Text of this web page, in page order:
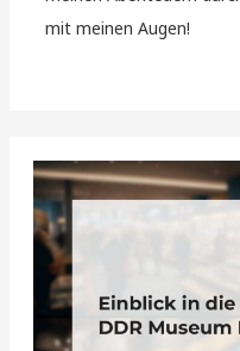
mit meinen Augen!